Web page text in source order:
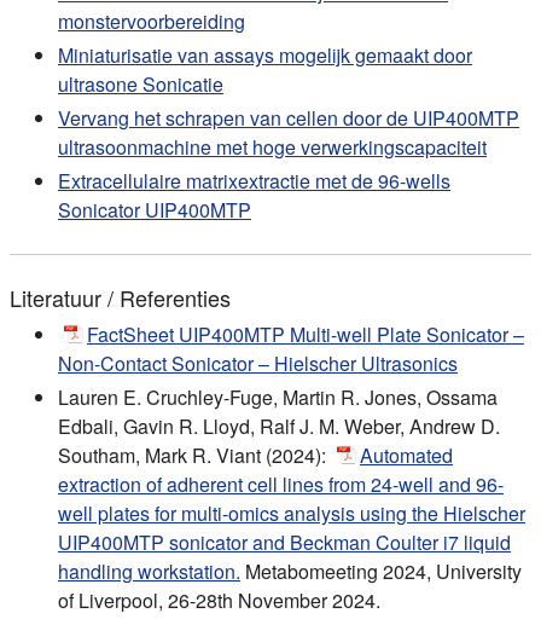
monstervoorbereiding
Miniaturisatie van assays mogelijk gemaakt door
ultrasone Sonicatie
Vervang het schrapen van cellen door de UIP400MTP
ultrasoonmachine met hoge verwerkingscapaciteit
Extracellulaire matrixextractie met de 96-wells
Sonicator UIP400MTP
Literatuur / Referenties
FactSheet UIP400MTP Multi-well Plate Sonicator –
Non-Contact Sonicator – Hielscher Ultrasonics
Lauren E. Cruchley-Fuge, Martin R. Jones, Ossama
Edbali, Gavin R. Lloyd, Ralf J. M. Weber, Andrew D.
Southam, Mark R. Viant (2024):
Automated
extraction of adherent cell lines from 24-well and 96-
well plates for multi-omics analysis using the Hielscher
UIP400MTP sonicator and Beckman Coulter i7 liquid
handling workstation. Metabomeeting 2024, University
of Liverpool, 26-28th November 2024.